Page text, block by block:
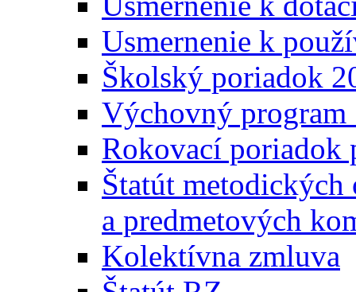
Usmernenie k
Školský poriadok
Výchovný
Rokovací poriadok
Štatút
a predmetových
Kolektívna zmluva